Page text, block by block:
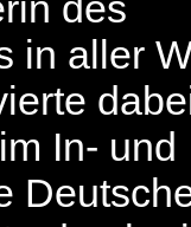
in aller
In- und